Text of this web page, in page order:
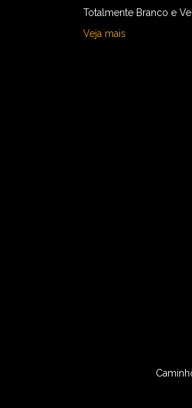
Totalmente Branco e
Veja mais